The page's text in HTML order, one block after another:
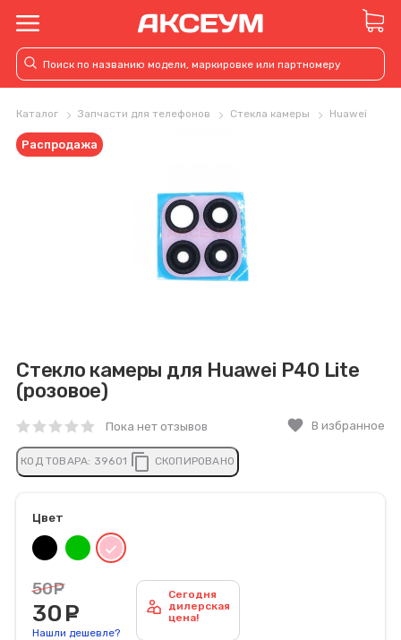
Каталог Запчасти для телефонов Стекла камеры Huawei
Стекло камеры для Huawei P40 Lite
(розовое)
Пока нет отзывов favorite В избранное
КОД ТОВАРА: 39601 content_copy СКОПИРОВАНО
Распродажа
Цвет
50 руб.
30 руб.
Нашли дешевле?
Сегодня
дилерская
цена!